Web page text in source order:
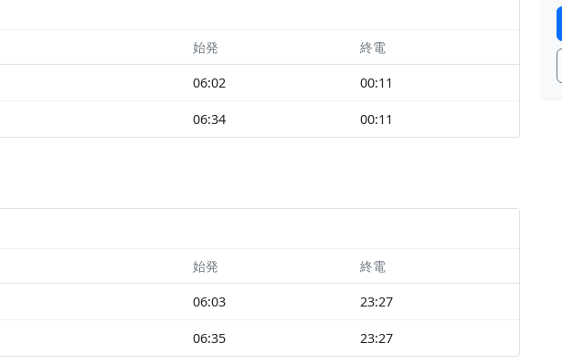
始発 終電
06:02 00:11
06:34 00:11
始発 終電
06:03 23:27
06:35 23:27